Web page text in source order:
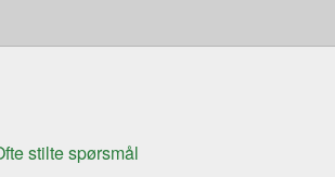
stilte spørsmål